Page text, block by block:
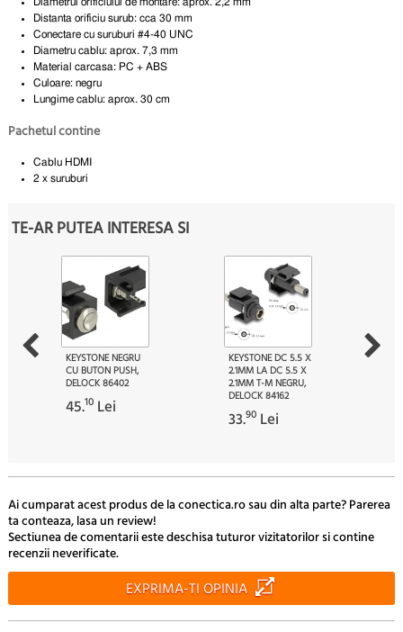
Distanta orificiu surub: cca 30 mm
Conectare cu suruburi #4-40 UNC
Diametru cablu: aprox. 7,3 mm
Material carcasa: PC + ABS
Culoare: negru
Lungime cablu: aprox. 30 cm
Pachetul contine
Cablu HDMI
2 x suruburi
TE-AR PUTEA INTERESA SI
KEYSTONE NEGRU
CU BUTON PUSH,
DELOCK 86402
45.10 Lei
KEYSTONE DC 5.5 X
2.1MM LA DC 5.5 X
2.1MM T-M NEGRU,
DELOCK 84162
33.90 Lei
Ai cumparat acest produs de la conectica.ro sau din alta parte? Parerea
ta conteaza, lasa un review!
Sectiunea de comentarii este deschisa tuturor vizitatorilor si contine
recenzii neverificate.
EXPRIMA-TI OPINIA